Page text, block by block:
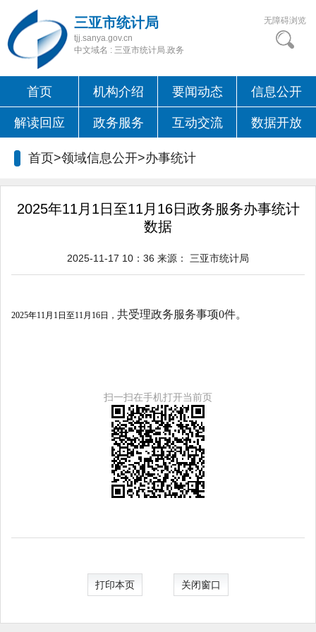
三亚市统计局
tjj.sanya.gov.cn
中文域名 : 三亚市统计局.政务
无障碍浏览
首页 机构介绍 要闻动态 信息公开
解读回应 政务服务 互动交流 数据开放
首页>领域信息公开>办事统计
2025年11月1日至11月16日政务服务办事统计
数据
2025-11-17 10：36 来源： 三亚市统计局
2025年11月1日至11月16日， 共受理政务服务事项0件。
扫一扫在手机打开当前页
打印本页 关闭窗口